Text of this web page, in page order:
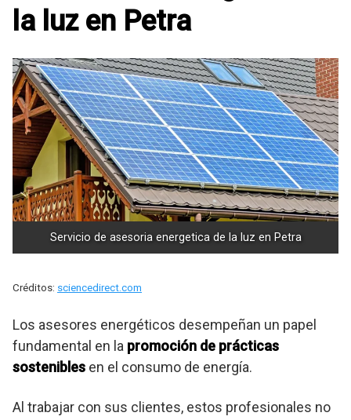
la luz en Petra
Servicio de asesoria energetica de la luz en Petra
Créditos: sciencedirect.com
Los asesores energéticos desempeñan un papel
fundamental en la promoción de prácticas
sostenibles en el consumo de energía.
Al trabajar con sus clientes, estos profesionales no